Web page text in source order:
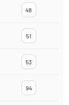
48
51
53
94